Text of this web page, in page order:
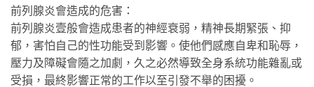
前列腺炎會造成的危害：
前列腺炎壹般會造成患者的神經衰弱，精神長期緊張、抑
郁，害怕自己的性功能受到影響。使他們感應自卑和恥辱，
壓力及障礙會隨之加劇，久之必然導致全身系統功能雜亂或
受損，最終影響正常的工作以至引發不舉的困擾。